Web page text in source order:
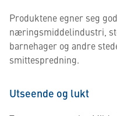
Produktene egner seg
næringsmiddelindustri,
barnehager og andre
smittespredning.
Utseende og lukt